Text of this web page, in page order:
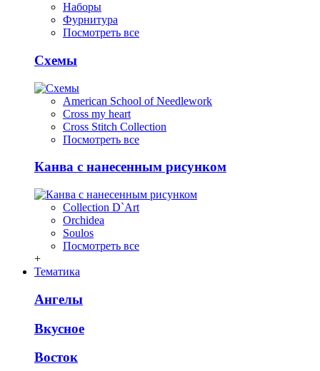
Наборы
Фурнитура
Посмотреть все
Схемы
American School of Needlework
Cross my heart
Cross Stitch Collection
Посмотреть все
Канва с нанесенным рисунком
Collection D`Art
Orchidea
Soulos
Посмотреть все
+
Тематика
Ангелы
Вкусное
Восток